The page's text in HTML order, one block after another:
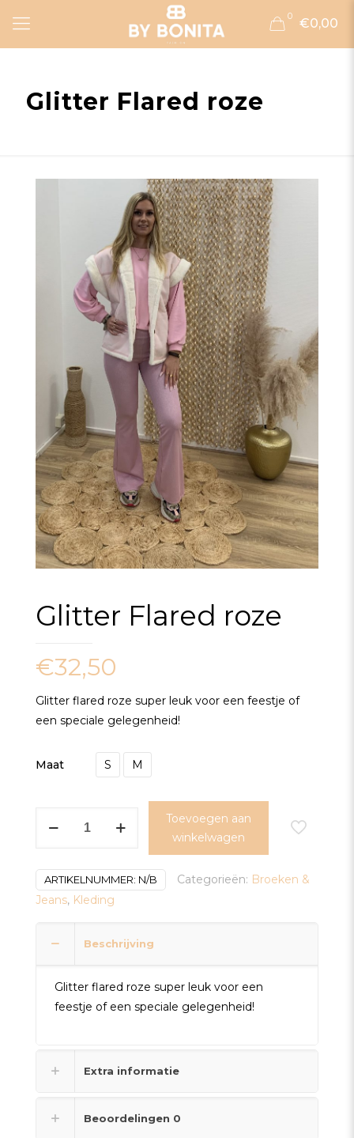
0 €0,00
Glitter Flared roze
Glitter Flared roze
€32,50
Glitter flared roze super leuk voor een feestje of
een speciale gelegenheid!
Maat S M
aantal
Toevoegen aan
winkelwagen
ARTIKELNUMMER: N/B Categorieën: Broeken &
Jeans, Kleding
Beschrijving
Glitter flared roze super leuk voor een
feestje of een speciale gelegenheid!
Extra informatie
Beoordelingen 0